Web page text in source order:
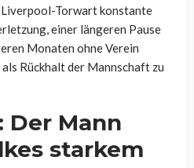
Torwart konstante
einer längeren Pause
Monaten ohne Verein
Rückhalt der Mannschaft zu
Der Mann
starkem